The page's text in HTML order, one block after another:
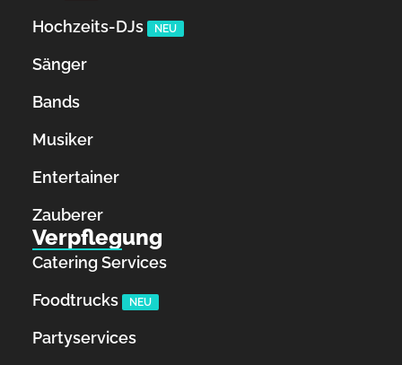
Hochzeits-DJs NEU
Sänger
Bands
Musiker
Entertainer
Zauberer
Verpflegung
Catering Services
Foodtrucks
NEU
Partyservices